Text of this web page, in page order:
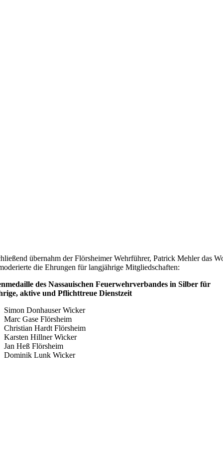
übernahm der Flörsheimer Wehrführer, Patrick Mehler das
die Ehrungen für langjährige Mitgliedschaften:
des Nassauischen Feuerwehrverbandes in Silber für
aktive und Pflichttreue Dienstzeit
Simon Donhauser Wicker
Marc Gase Flörsheim
Christian Hardt Flörsheim
Karsten Hillner Wicker
Jan Heß Flörsheim
Dominik Lunk Wicker